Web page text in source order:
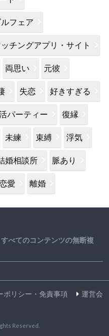
フェア
チングアプリ・サイト
両思い 元彼
失恋 好きすぎる
パーティー 復縁
未練 束縛 浮気
婚相談所 脈あり
愛 離婚
べてのコンテンツの無断複
ポリシー・免責事項
運営会
Reserved.